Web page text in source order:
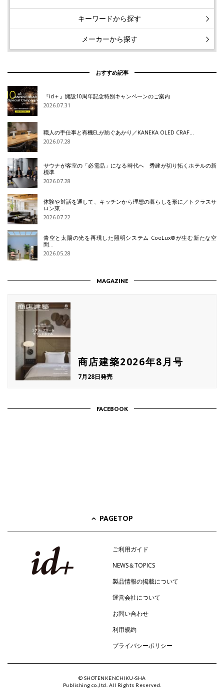
キーワードから探す
メーカーから探す
おすすめ記事
『id＋』開設10周年記念特別キャンペーンのご案内
2026.07.31
職人の手仕事と有機ELが紡ぐあかり／KANEKA OLED CRAF…
2026.07.28
サウナが客室の「必需品」になる時代へ 秀建が切り拓くホテルの新
標準
2026.07.28
体験や対話を通して、キッチンから理想の暮らしを形に／トクラスサ
ロン東…
2026.07.22
青空と太陽の光を再現した照明システム CoeLux®が生む新たな空
間…
2026.05.28
MAGAZINE
商店建築2026年8月号
7月28日発売
FACEBOOK
PAGETOP
ご利用ガイド
NEWS＆TOPICS
製品情報の掲載について
運営会社について
お問い合わせ
利用規約
プライバシーポリシー
© SHOTENKENCHIKU-SHA
Publishing co.,ltd. All Rights Reserved.